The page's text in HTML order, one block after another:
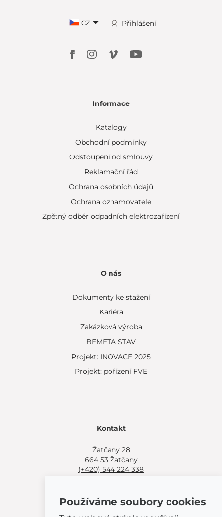
CZ Přihlášení
Informace
Katalogy
Obchodní podmínky
Odstoupení od smlouvy
Reklamační řád
Ochrana osobních údajů
Ochrana oznamovatele
Zpětný odběr odpadních elektrozařízení
O nás
Dokumenty ke stažení
Kariéra
Zakázková výroba
BEMETA STAV
Projekt: INOVACE 2025
Projekt: pořízení FVE
Kontakt
Žatčany 28
664 53 Žatčany
(+420) 544 224 338
Další možnosti nákupu:
Používáme soubory cookies